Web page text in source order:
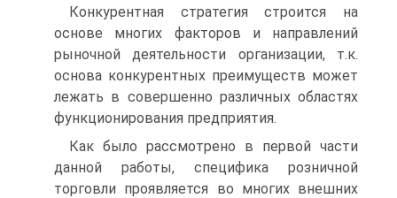
Конкурентная стратегия строится на
основе многих факторов и направлений
рыночной деятельности организации, т.к.
основа конкурентных преимуществ может
лежать в совершенно различных областях
функционирования предприятия.
Как было рассмотрено в первой части
данной работы, специфика розничной
торговли проявляется во многих внешних